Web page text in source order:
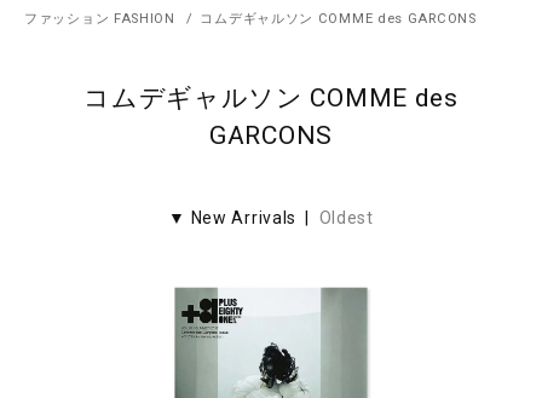
ファッション FASHION / コムデギャルソン COMME des GARCONS
コムデギャルソン COMME des
GARCONS
▼ New Arrivals | Oldest